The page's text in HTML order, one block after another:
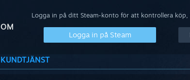
OM
KUNDTJÄNST
Logga in på ditt Steam-konto för att kontrollera
Logga in på Steam